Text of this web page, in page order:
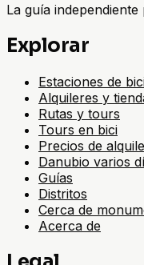
La guía
Explorar
Estaciones de
Alquileres y
Rutas y tours
Tours en bici
Precios de
Danubio varios
Guías
Distritos
Cerca de
Acerca de